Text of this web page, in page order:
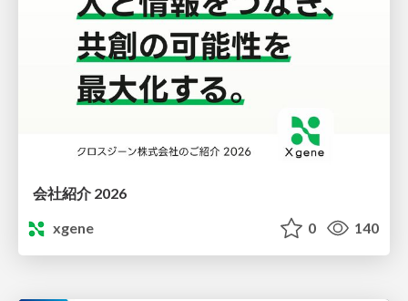
会社紹介 2026
xgene
0 140